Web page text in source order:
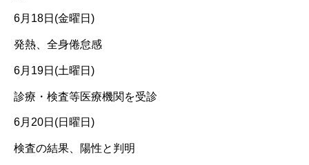
6月18日(金曜日)
発熱、全身倦怠感
6月19日(土曜日)
診療・検査等医療機関を受診
6月20日(日曜日)
検査の結果、陽性と判明